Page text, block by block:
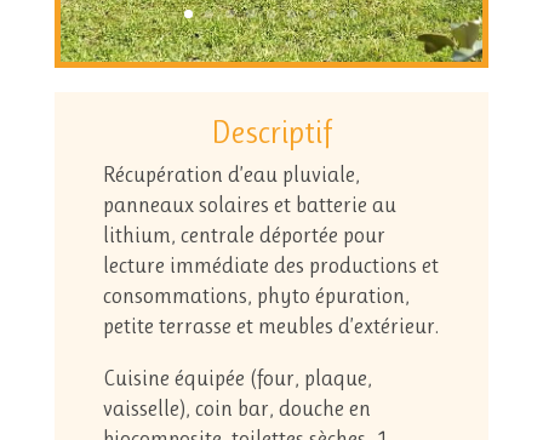
Descriptif
Récupération d’eau pluviale,
panneaux solaires et batterie au
lithium, centrale déportée pour
lecture immédiate des productions et
consommations, phyto épuration,
petite terrasse et meubles d’extérieur.
Cuisine équipée (four, plaque,
vaisselle), coin bar, douche en